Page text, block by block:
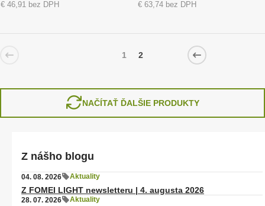
€ 46,91 bez DPH € 63,74 bez DPH
NAČÍTAŤ ĎALŠIE PRODUKTY
1 2
Z nášho blogu
04. 08. 2026 Aktuality
Z FOMEI LIGHT newsletteru | 4. augusta 2026
28. 07. 2026 Aktuality